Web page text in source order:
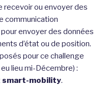
recevoir ou envoyer des
communication
envoyer des données
d’état ou de position.
pour ce challenge
lieu mi-Décembre) :
smart-mobility.